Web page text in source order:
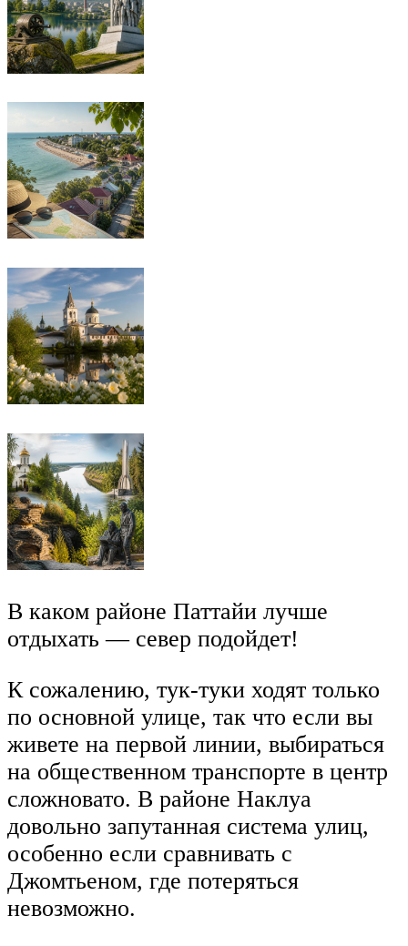
В каком районе Паттайи лучше
отдыхать — север подойдет!
К сожалению, тук-туки ходят только
по основной улице, так что если вы
живете на первой линии, выбираться
на общественном транспорте в центр
сложновато. В районе Наклуа
довольно запутанная система улиц,
особенно если сравнивать с
Джомтьеном, где потеряться
невозможно.